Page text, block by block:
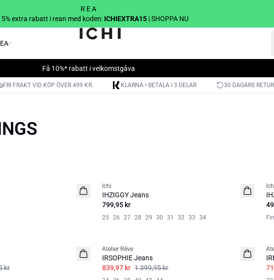
R E A
extra rabatt i rean med koden: ICHIEXTRA15 | SHOPPA NU
Få 10%* rabatt i velkomstgåva
FRI FRAKT VID KÖP ÖVER 499 KR. KLARNA • BETALA I 3 DELAR 30 DAGARS RETUR
Ichi
IHZIGGY Jeans
799,95 kr
25 26 27 28 29 30 31 32 33 34
kr
Atelier Rêve
IRSOPHIE Jeans
839,97 kr 1 399,95 kr